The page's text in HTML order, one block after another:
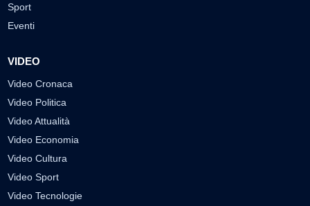
Sport
Eventi
VIDEO
Video Cronaca
Video Politica
Video Attualità
Video Economia
Video Cultura
Video Sport
Video Tecnologie